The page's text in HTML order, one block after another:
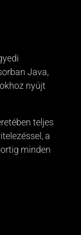
Java,
nyújt
teljes
a
minden